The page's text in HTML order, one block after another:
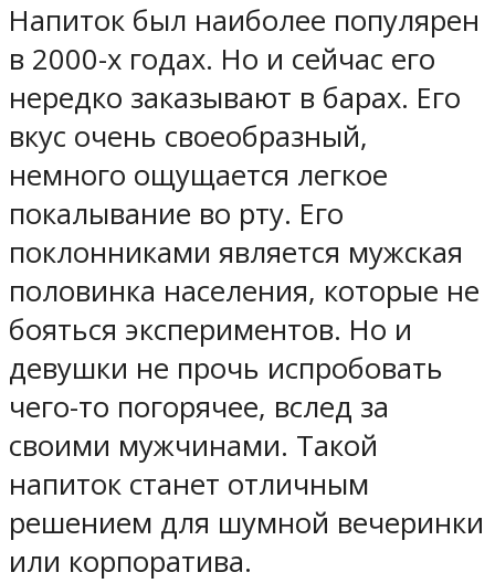
Напиток был наиболее популярен
в 2000-х годах. Но и сейчас его
нередко заказывают в барах. Его
вкус очень своеобразный,
немного ощущается легкое
покалывание во рту. Его
поклонниками является мужская
половинка населения, которые не
бояться экспериментов. Но и
девушки не прочь испробовать
чего-то погорячее, вслед за
своими мужчинами. Такой
напиток станет отличным
решением для шумной вечеринки
или корпоратива.